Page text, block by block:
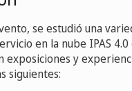
se estudió una
en la nube IPAS
exposiciones y
siguientes: